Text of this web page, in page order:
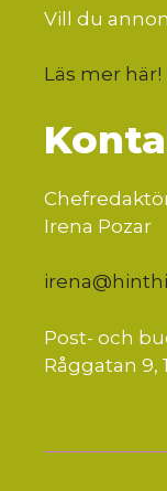
Vill du
Läs mer här!
Irena Pozar
Post- och
Råggatan 9,